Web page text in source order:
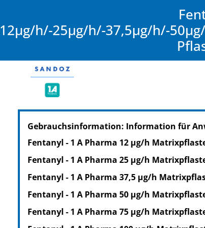
12µg/h/-25µg/h/-37,5µg/h/-
PZN: 01744955
PPN: 110174495523
NTIN: 04150017449555
PZN: 01744961
PPN: 110174496186
NTIN: 04150017449616
PZN: 01744978
PPN: 110174497876
NTIN: 04150017449784
Gebrauchsinformation: Information für
Fentanyl - 1 A Pharma 12 µg/h
Fentanyl - 1 A Pharma 25 µg/h
Fentanyl - 1 A Pharma 37,5 µg/h
Fentanyl - 1 A Pharma 50 µg/h
Fentanyl - 1 A Pharma 75 µg/h